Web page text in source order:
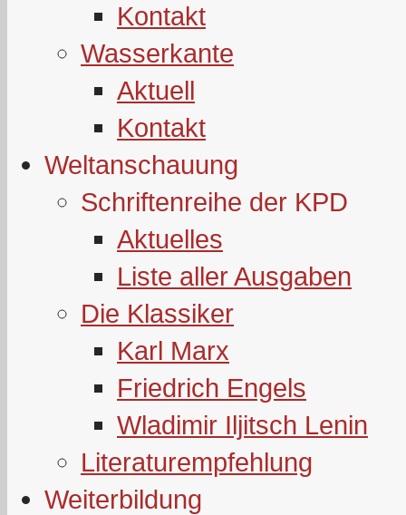
Kontakt
Wasserkante
Aktuell
Kontakt
Weltanschauung
Schriftenreihe der KPD
Aktuelles
Liste aller Ausgaben
Die Klassiker
Karl Marx
Friedrich Engels
Wladimir Iljitsch Lenin
Literaturempfehlung
Weiterbildung